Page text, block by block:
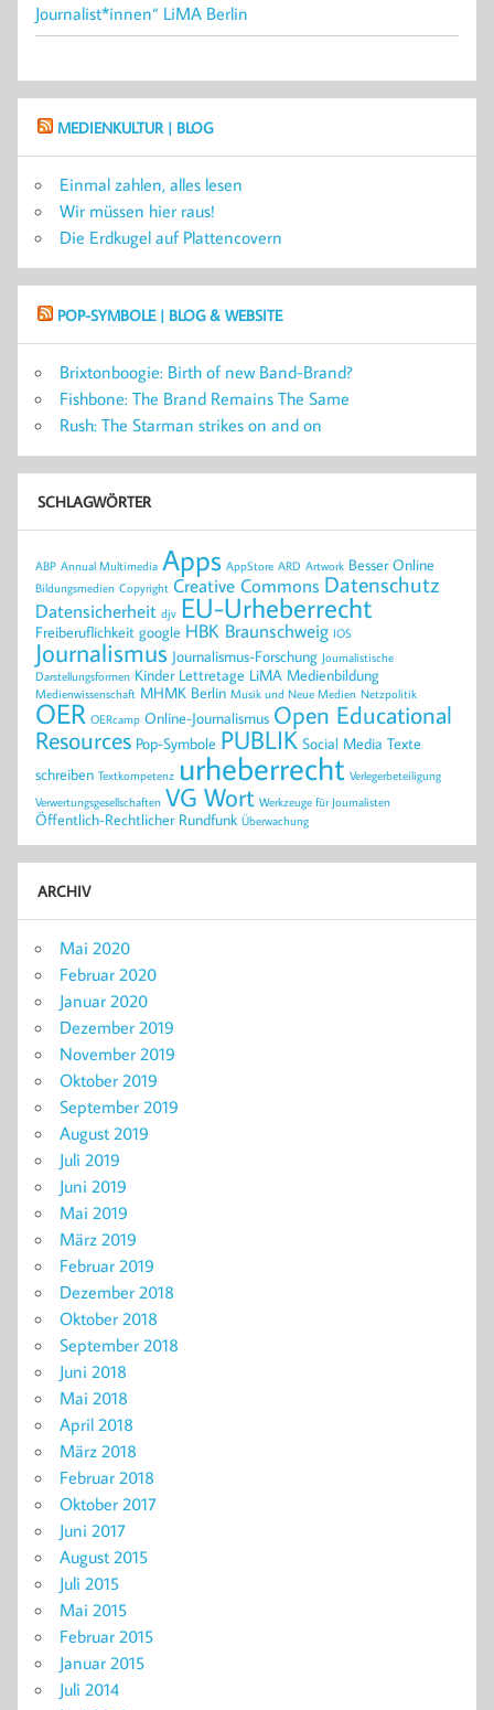
Journalist*innen“ LiMA Berlin
MEDIENKULTUR | BLOG
Einmal zahlen, alles lesen
Wir müssen hier raus!
Die Erdkugel auf Plattencovern
POP-SYMBOLE | BLOG & WEBSITE
Brixtonboogie: Birth of new Band-Brand?
Fishbone: The Brand Remains The Same
Rush: The Starman strikes on and on
SCHLAGWÖRTER
ABP Annual Multimedia Apps AppStore ARD Artwork Besser Online
Bildungsmedien Copyright Creative Commons Datenschutz
Datensicherheit djv EU-Urheberrecht
Freiberuflichkeit google HBK Braunschweig IOS
Journalismus Journalismus-Forschung Journalistische
Darstellungsformen Kinder Lettretage LiMA Medienbildung
Medienwissenschaft MHMK Berlin Musik und Neue Medien Netzpolitik
OER OERcamp Online-Journalismus Open Educational
Resources Pop-Symbole PUBLIK Social Media Texte
schreiben Textkompetenz urheberrecht Verlegerbeteiligung
Verwertungsgesellschaften VG Wort Werkzeuge für Journalisten
Öffentlich-Rechtlicher Rundfunk Überwachung
ARCHIV
Mai 2020
Februar 2020
Januar 2020
Dezember 2019
November 2019
Oktober 2019
September 2019
August 2019
Juli 2019
Juni 2019
Mai 2019
März 2019
Februar 2019
Dezember 2018
Oktober 2018
September 2018
Juni 2018
Mai 2018
April 2018
März 2018
Februar 2018
Oktober 2017
Juni 2017
August 2015
Juli 2015
Mai 2015
Februar 2015
Januar 2015
Juli 2014